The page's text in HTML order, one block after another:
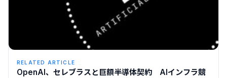
RELATED ARTICLE
OpenAI、セレブラスと巨額半導体契約 AIインフラ競